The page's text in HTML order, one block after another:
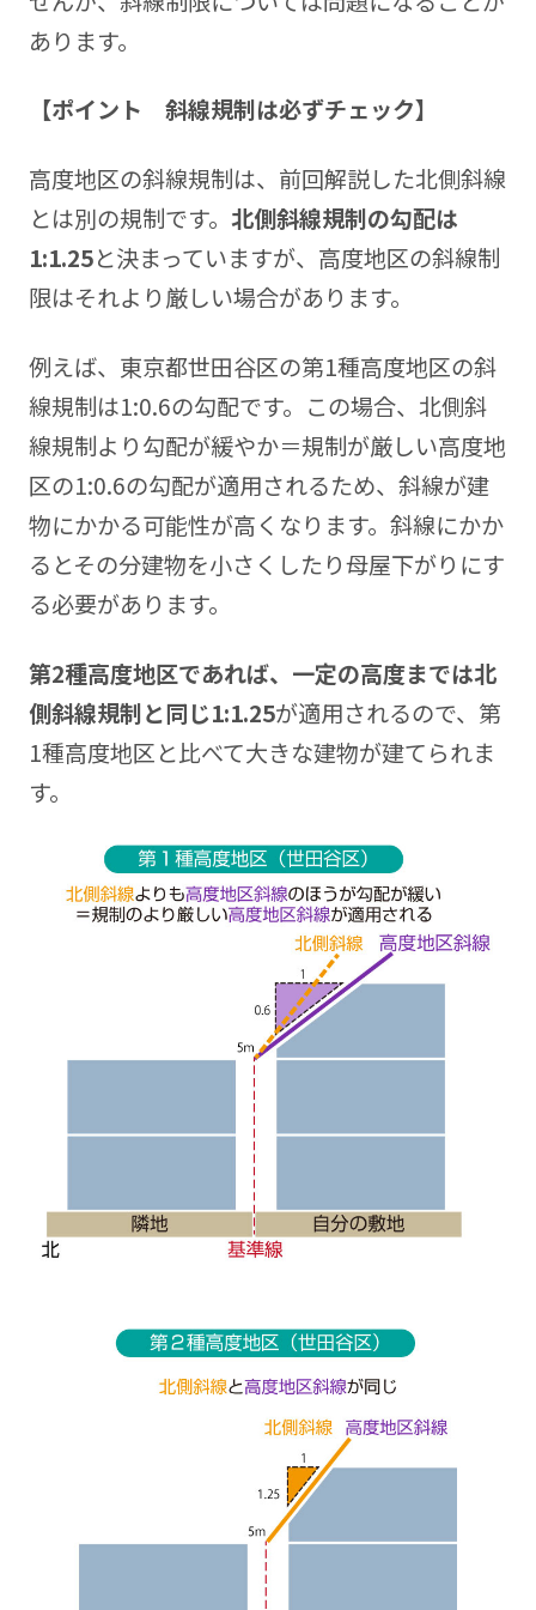
あります。
【ポイント 斜線規制は必ずチェック】
高度地区の斜線規制は、前回解説した北側斜線
とは別の規制です。 北側斜線規制の勾配は
1:1.25と決まっていますが、高度地区の斜線制
限はそれより厳しい場合があります。
例えば、東京都世田谷区の第1種高度地区の斜
線規制は1:0.6の勾配です。この場合、北側斜
線規制より勾配が緩やか＝規制が厳しい高度地
区の1:0.6の勾配が適用されるため、斜線が建
物にかかる可能性が高くなります。斜線にかか
るとその分建物を小さくしたり母屋下がりにす
る必要があります。
第2種高度地区であれば、一定の高度までは北
側斜線規制と同じ1:1.25が適用されるので、第
1種高度地区と比べて大きな建物が建てられま
す。